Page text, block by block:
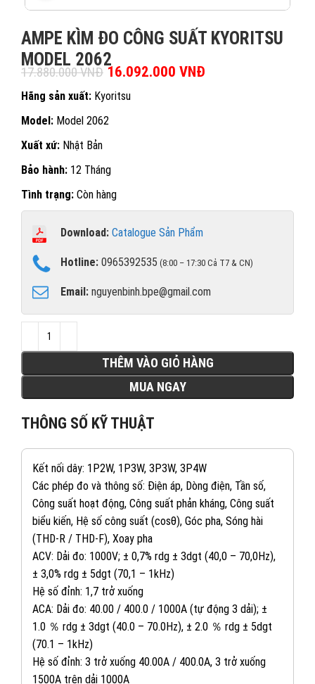
AMPE KÌM ĐO CÔNG SUẤT KYORITSU
MODEL 2062
17.880.000VNĐ Giá gốc là: 17.880.000 VNĐ.
16.092.000 VNĐ
Hãng sản xuất: Kyoritsu
Model: Model 2062
Xuất xứ: Nhật Bản
Bảo hành: 12 Tháng
Tình trạng: Còn hàng
Download: Catalogue Sản Phẩm
Hotline: 0965392535 (8:00 – 17:30 Cả T7 & CN)
Email: nguyenbinh.bpe@gmail.com
THÊM VÀO GIỎ HÀNG
MUA NGAY
THÔNG SỐ KỸ THUẬT
Kết nối dây: 1P2W, 1P3W, 3P3W, 3P4W
Các phép đo và thông số: Điện áp, Dòng điện, Tần số,
Công suất hoạt động, Công suất phản kháng, Công suất
biểu kiến, Hệ số công suất (cosθ), Góc pha, Sóng hài
(THD-R / THD-F), Xoay pha
ACV: Dải đo: 1000V; ± 0,7% rdg ± 3dgt (40,0 – 70,0Hz),
± 3,0% rdg ± 5dgt (70,1 – 1kHz)
Hệ số đỉnh: 1,7 trở xuống
ACA: Dải đo: 40.00 / 400.0 / 1000A (tự động 3 dải); ±
1.0 ％ rdg ± 3dgt (40.0 – 70.0Hz), ± 2.0 ％ rdg ± 5dgt
(70.1 – 1kHz)
Hệ số đỉnh: 3 trở xuống 40.00A / 400.0A, 3 trở xuống
1500A trên dải 1000A